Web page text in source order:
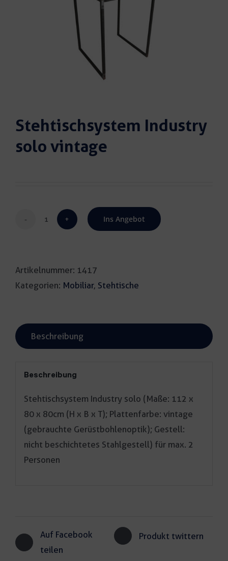
Stehtischsystem Industry
solo vintage
Stehtischsystem
vintage
Menge
Ins Angebot
Artikelnummer: 1417
Kategorien: Mobiliar, Stehtische
Beschreibung
Beschreibung
Stehtischsystem Industry solo (Maße: 112 x
80 x 80cm (H x B x T); Plattenfarbe: vintage
(gebrauchte Gerüstbohlenoptik); Gestell:
nicht beschichtetes Stahlgestell) für max. 2
Personen
Auf Facebook
teilen
Produkt twittern